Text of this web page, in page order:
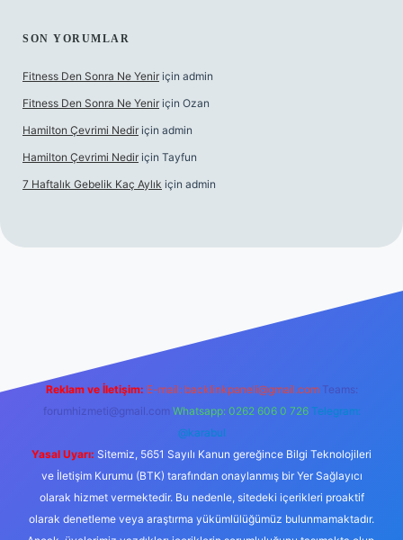
SON YORUMLAR
Fitness Den Sonra Ne Yenir için admin
Fitness Den Sonra Ne Yenir için Ozan
Hamilton Çevrimi Nedir için admin
Hamilton Çevrimi Nedir için Tayfun
7 Haftalık Gebelik Kaç Aylık için admin
Reklam ve İletişim: E-mail: backlinkpaneli@gmail.com Teams:
forumhizmeti@gmail.com Whatsapp: 0262 606 0 726 Telegram:
@karabul
Yasal Uyarı: Sitemiz, 5651 Sayılı Kanun gereğince Bilgi Teknolojileri
ve İletişim Kurumu (BTK) tarafından onaylanmış bir Yer Sağlayıcı
olarak hizmet vermektedir. Bu nedenle, sitedeki içerikleri proaktif
olarak denetleme veya araştırma yükümlülüğümüz bulunmamaktadır.